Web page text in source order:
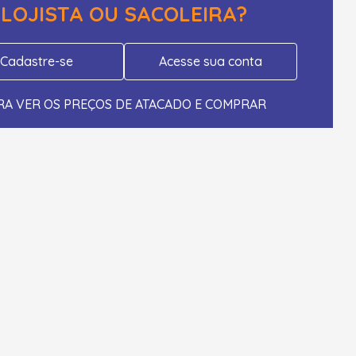
LOJISTA OU SACOLEIRA?
Cadastre-se Acesse sua conta
VER OS PREÇOS DE ATACADO E COMPRAR